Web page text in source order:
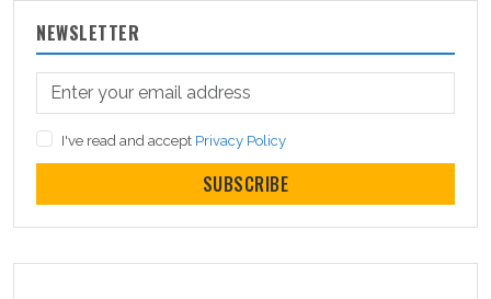
NEWSLETTER
I've read and accept Privacy Policy
SUBSCRIBE